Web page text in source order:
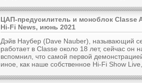
ЦАП-предусилитель и моноблок Classe
Hi-Fi News, июнь 2021
Дэйв Наубер (Dave Nauber), называющий
работает в Classe около 18 лет, сейчас он
вспомнил, что самой первой
иное, как наше собственное Hi-Fi Show